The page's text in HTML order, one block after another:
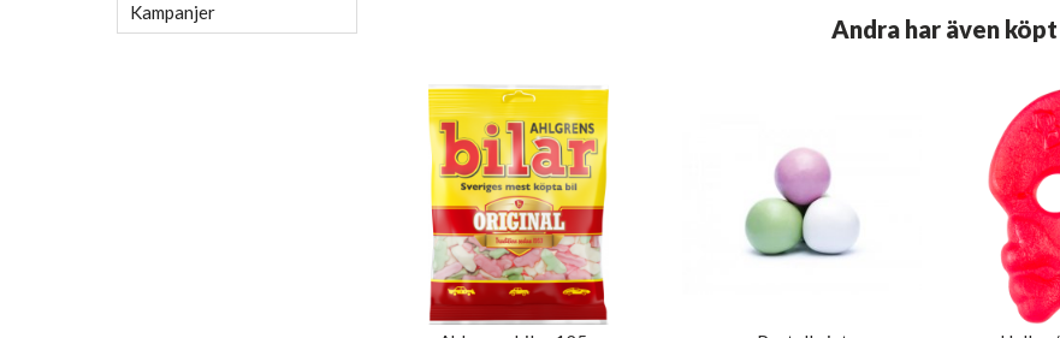
Kampanjer
Andra har även köpt